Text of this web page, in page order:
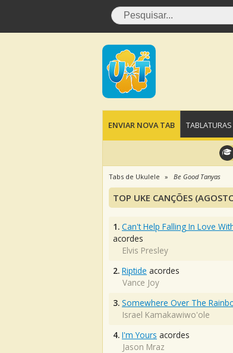
ENVIAR NOVA TAB
Tabs de Ukulele Be Good Tanyas
TOP UKE CANÇÕES
1. Can't Help Falling In Love
acordes
Elvis Presley
2. Riptide acordes
Vance Joy
3. Somewhere Over The
Israel Kamakawiwo'ole
4. I'm Yours acordes
Jason Mraz